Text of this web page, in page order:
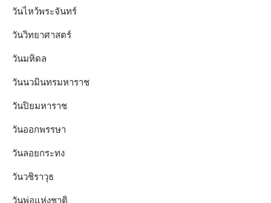
วันไหว้พระจันทร์​
วันวิทยาศาสตร์
วันมหิดล
วันนวมินทรมหาราช
วันปิยมหาราช
วันออกพรรษา
วันลอยกระทง
วันวชิราวุธ
วันพ่อแห่งชาติ